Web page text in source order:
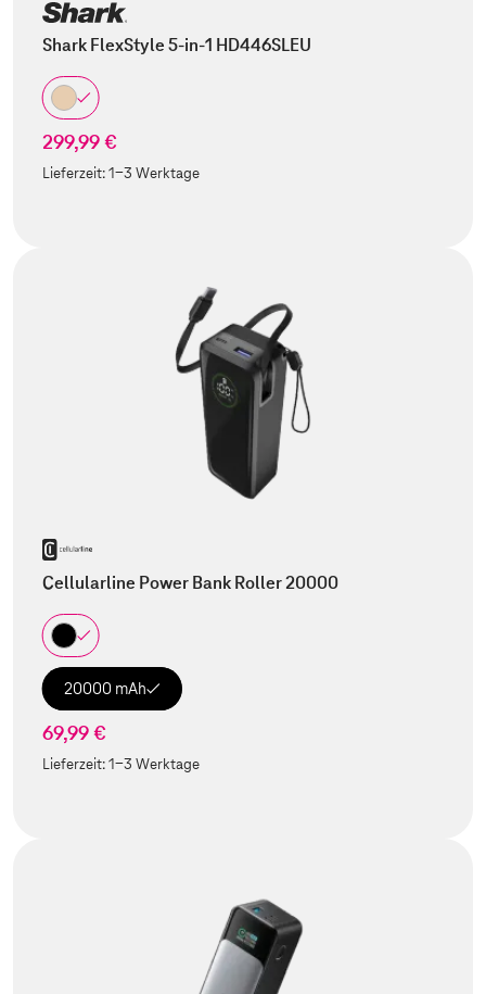
Shark FlexStyle 5-in-1 HD446SLEU
299,99 €
Lieferzeit:1-3 Werktage
Cellularline Power Bank Roller 20000
20000 mAh
69,99 €
Lieferzeit:1-3 Werktage